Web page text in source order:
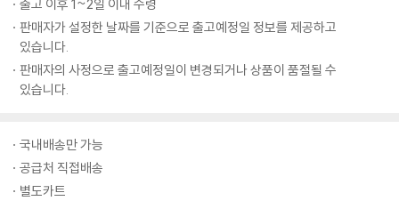
출고 이후 1~2일 이내 수령
판매자가 설정한 날짜를 기준으로 출고예정일 정보를 제공하고
있습니다.
판매자의 사정으로 출고예정일이 변경되거나 상품이 품절될 수
있습니다.
국내배송만 가능
공급처 직접배송
별도카트